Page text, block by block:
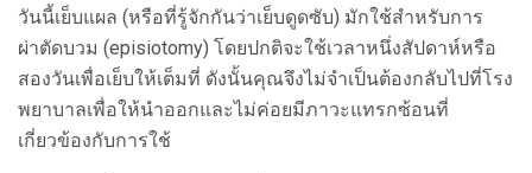
วันนี้เย็บแผล (หรือที่รู้จักกันว่าเย็บดูดซับ) มักใช้สำหรับการ
ผ่าตัดบวม (episiotomy) โดยปกติจะใช้เวลาหนึ่งสัปดาห์หรือ
สองวันเพื่อเย็บให้เต็มที่ ดังนั้นคุณจึงไม่จำเป็นต้องกลับไปที่โรง
พยาบาลเพื่อให้นำออกและไม่ค่อยมีภาวะแทรกซ้อนที่
เกี่ยวข้องกับการใช้